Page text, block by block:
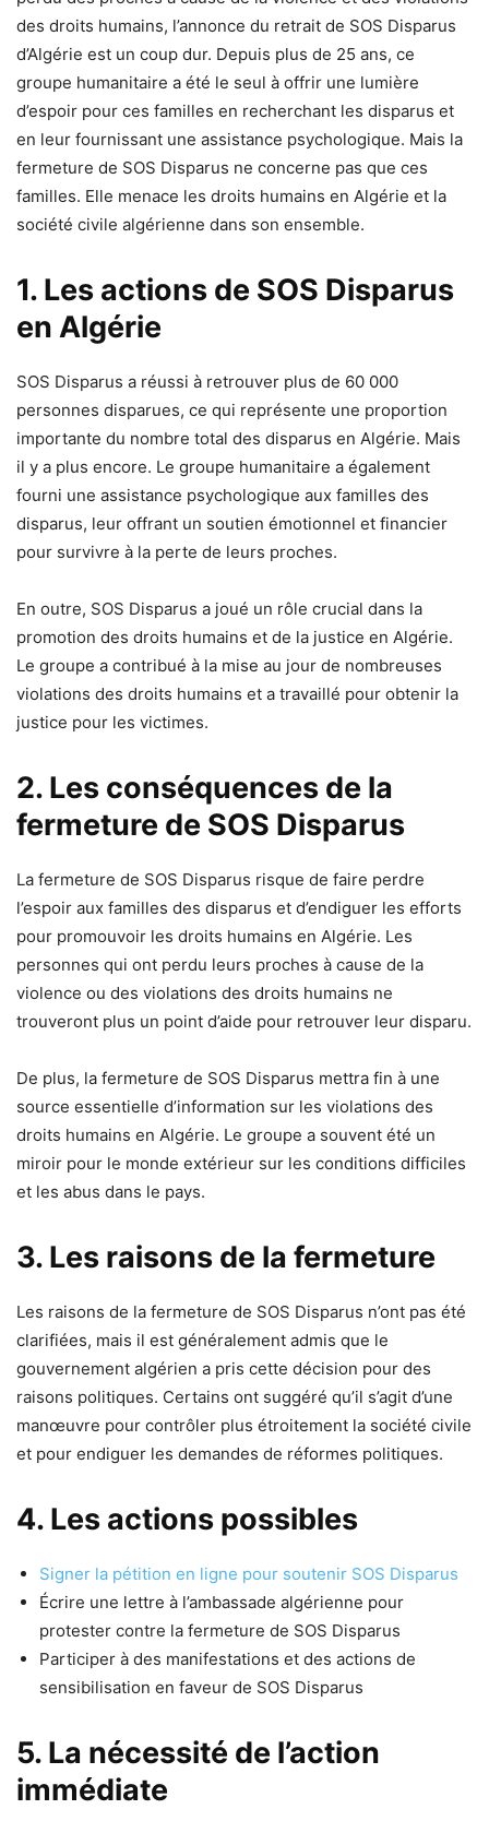
des droits humains, l’annonce du retrait de SOS Disparus
d’Algérie est un coup dur. Depuis plus de 25 ans, ce
groupe humanitaire a été le seul à offrir une lumière
d’espoir pour ces familles en recherchant les disparus et
en leur fournissant une assistance psychologique. Mais la
fermeture de SOS Disparus ne concerne pas que ces
familles. Elle menace les droits humains en Algérie et la
société civile algérienne dans son ensemble.
1. Les actions de SOS Disparus
en Algérie
SOS Disparus a réussi à retrouver plus de 60 000
personnes disparues, ce qui représente une proportion
importante du nombre total des disparus en Algérie. Mais
il y a plus encore. Le groupe humanitaire a également
fourni une assistance psychologique aux familles des
disparus, leur offrant un soutien émotionnel et financier
pour survivre à la perte de leurs proches.
En outre, SOS Disparus a joué un rôle crucial dans la
promotion des droits humains et de la justice en Algérie.
Le groupe a contribué à la mise au jour de nombreuses
violations des droits humains et a travaillé pour obtenir la
justice pour les victimes.
2. Les conséquences de la
fermeture de SOS Disparus
La fermeture de SOS Disparus risque de faire perdre
l’espoir aux familles des disparus et d’endiguer les efforts
pour promouvoir les droits humains en Algérie. Les
personnes qui ont perdu leurs proches à cause de la
violence ou des violations des droits humains ne
trouveront plus un point d’aide pour retrouver leur disparu.
De plus, la fermeture de SOS Disparus mettra fin à une
source essentielle d’information sur les violations des
droits humains en Algérie. Le groupe a souvent été un
miroir pour le monde extérieur sur les conditions difficiles
et les abus dans le pays.
3. Les raisons de la fermeture
Les raisons de la fermeture de SOS Disparus n’ont pas été
clarifiées, mais il est généralement admis que le
gouvernement algérien a pris cette décision pour des
raisons politiques. Certains ont suggéré qu’il s’agit d’une
manœuvre pour contrôler plus étroitement la société civile
et pour endiguer les demandes de réformes politiques.
4. Les actions possibles
Signer la pétition en ligne pour soutenir SOS Disparus
Écrire une lettre à l’ambassade algérienne pour
protester contre la fermeture de SOS Disparus
Participer à des manifestations et des actions de
sensibilisation en faveur de SOS Disparus
5. La nécessité de l’action
immédiate